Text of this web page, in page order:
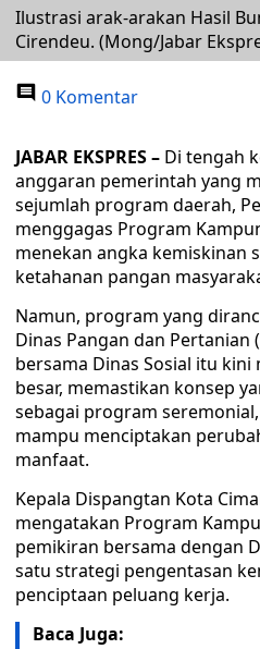
Ilustrasi arak-arakan Hasil
Cirendeu. (Mong/Jabar
0 Komentar
JABAR EKSPRES – Di tengah
anggaran pemerintah yang
sejumlah program daerah,
menggagas Program
menekan angka kemiskinan
ketahanan pangan
Namun, program yang
Dinas Pangan dan Pertanian
bersama Dinas Sosial itu
besar, memastikan konsep
sebagai program
mampu menciptakan
manfaat.
Kepala Dispangtan Kota
mengatakan Program
pemikiran bersama dengan
satu strategi pengentasan
penciptaan peluang kerja.
Baca Juga: